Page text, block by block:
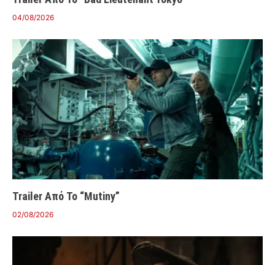
04/08/2026
Trailer Από Το “Mutiny”
02/08/2026